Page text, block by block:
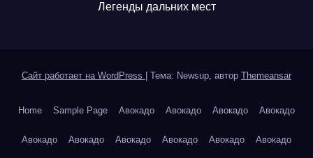
Легенды дальних мест
Сайт работает на WordPress Тема: Newsup, автор Themeansar
Home Sample Page Авокадо Авокадо Авокадо Авокадо
Авокадо Авокадо Авокадо Авокадо Авокадо Авокадо